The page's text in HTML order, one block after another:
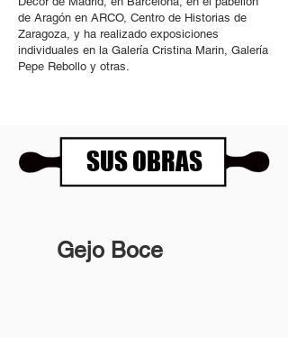
de Aragón en ARCO, Centro de Historias de
Zaragoza, y ha realizado exposiciones
individuales en la Galería Cristina Marin, Galería
Pepe Rebollo y otras.
SUS OBRAS
Gejo Boce